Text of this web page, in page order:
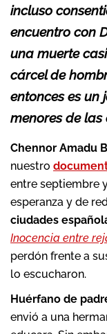
incluso
encuentro con
una muerte
cárcel de
entonces es un
menores de las
Chennor Amadu
nuestro
entre septiembre
esperanza y de
ciudades
Inocencia entre
perdón frente a
lo escucharon.
Huérfano de
envió a una